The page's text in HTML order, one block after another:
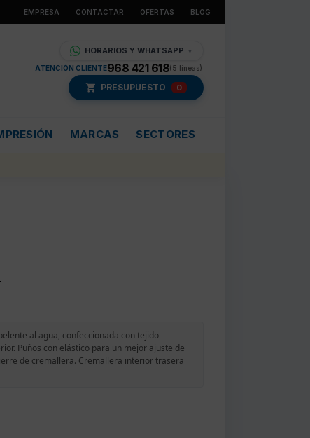
EMPRESA CONTACTAR OFERTAS BLOG
HORARIOS Y WHATSAPP ▼
ATENCIÓN CLIENTE968 421 618(5 líneas)
PRESUPUESTO 0
MARCAS SECTORES
al agua, confeccionada con tejido
Puños con elástico para un mejor ajuste de
de cremallera. Cremallera interior trasera